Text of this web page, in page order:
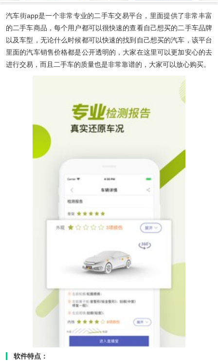
汽车街app是一个非常专业的二手车交易平台，里面提供了非常丰富
的二手车商品，每个用户都可以很快速的查看自己想买的二手车品牌
以及车型，无论什么时候都可以快速的找到自己想买的汽车，该平台
里面的汽车销售价格都是公开透明的，大家在这里可以更加安心的去
进行交易，而且二手车的质量也是非常靠谱的，大家可以放心购买。
软件特点：